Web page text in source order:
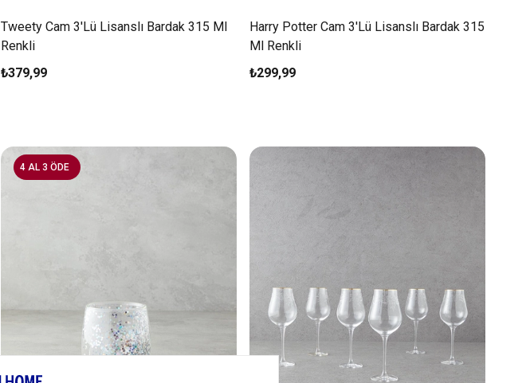
Tweety Cam 3'lü Lisanslı Bardak 315 Ml
Renkli
₺379,99
Harry Potter Cam 3'lü Lisanslı Bardak 315
Ml Renkli
₺299,99
4 AL 3 ÖDE